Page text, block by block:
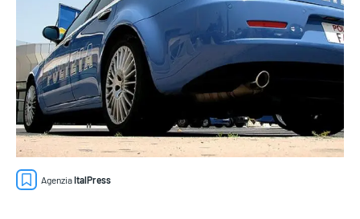
AgenziaItalPress